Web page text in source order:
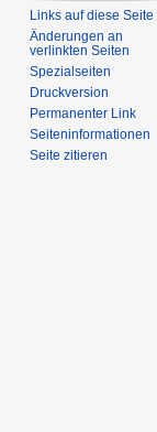
Links auf diese Seite
Änderungen an
verlinkten Seiten
Spezialseiten
Druckversion
Permanenter Link
Seiten­­informationen
Seite zitieren